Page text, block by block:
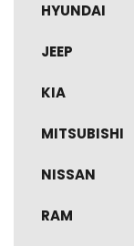
HYUNDAI
JEEP
KIA
MITSUBISHI
NISSAN
RAM